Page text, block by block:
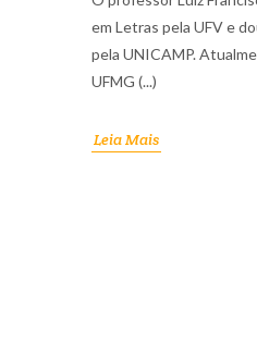
em Letras pela UFV e
pela UNICAMP.
UFMG (...)
Leia Mais